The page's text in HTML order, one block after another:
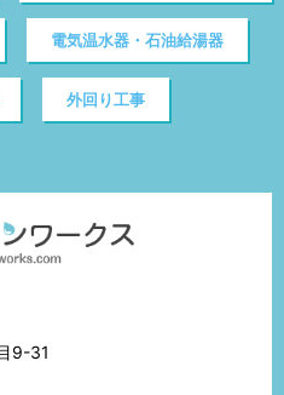
電気温水器・石油給湯器
外回り工事
9-31